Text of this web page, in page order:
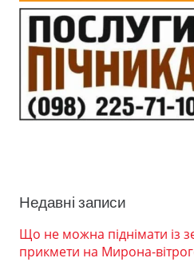
Недавні записи
Що не можна піднімати із
прикмети на Мирона-